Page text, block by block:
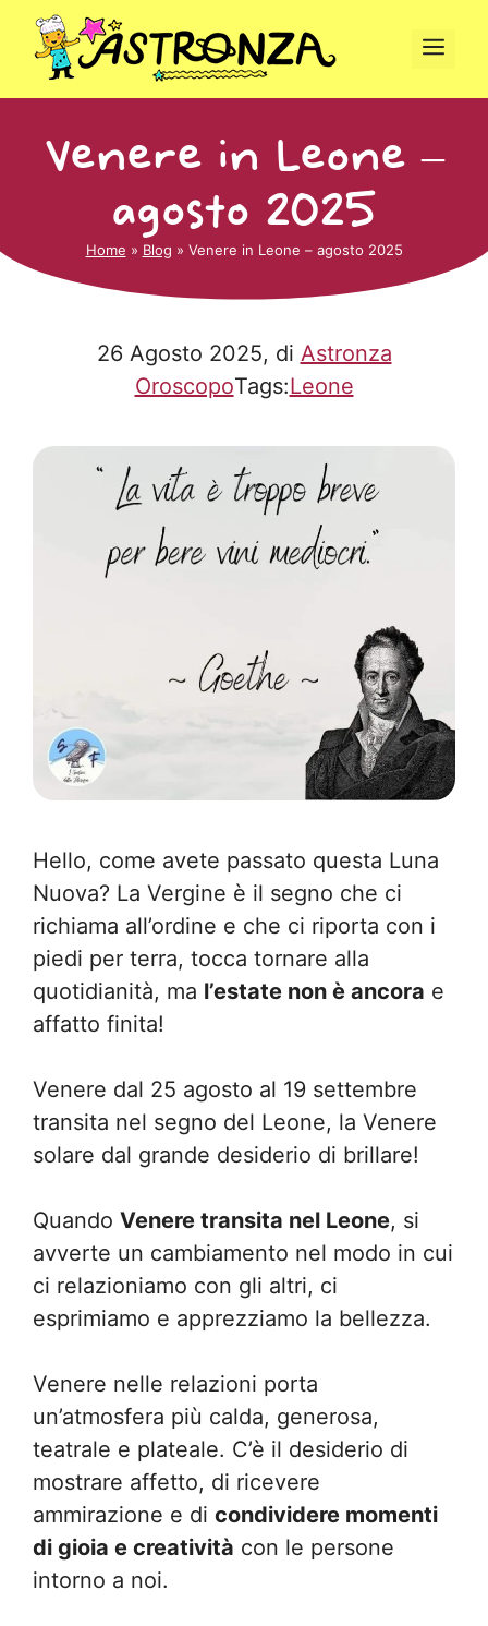
contenuto
Venere in Leone –
agosto 2025
Home » Blog » Venere in Leone – agosto 2025
26 Agosto 2025, di Astronza
OroscopoTags:Leone
Hello, come avete passato questa Luna
Nuova? La Vergine è il segno che ci
richiama all’ordine e che ci riporta con i
piedi per terra, tocca tornare alla
quotidianità, ma l’estate non è ancora e
affatto finita!
Venere dal 25 agosto al 19 settembre
transita nel segno del Leone, la Venere
solare dal grande desiderio di brillare!
Quando Venere transita nel Leone, si
avverte un cambiamento nel modo in cui
ci relazioniamo con gli altri, ci
esprimiamo e apprezziamo la bellezza.
Venere nelle relazioni porta
un’atmosfera più calda, generosa,
teatrale e plateale. C’è il desiderio di
mostrare affetto, di ricevere
ammirazione e di condividere momenti
di gioia e creatività con le persone
intorno a noi.